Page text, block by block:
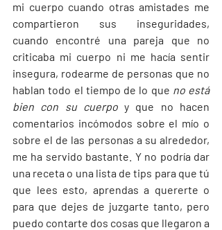
mi cuerpo cuando otras amistades me
compartieron sus inseguridades,
cuando encontré una pareja que no
criticaba mi cuerpo ni me hacía sentir
insegura, rodearme de personas que no
hablan todo el tiempo de lo que no está
bien con su cuerpo y que no hacen
comentarios incómodos sobre el mío o
sobre el de las personas a su alrededor,
me ha servido bastante. Y no podría dar
una receta o una lista de tips para que tú
que lees esto, aprendas a quererte o
para que dejes de juzgarte tanto, pero
puedo contarte dos cosas que llegaron a